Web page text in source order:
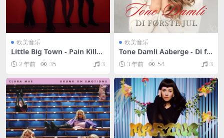
欧美音乐
Little Big Town - Pain Killer
（2014/FLAC/分轨/313M）
2 年前 35 3
欧美音乐
Tone Damli Aaberge - Di fø
rste jul（2014/FLAC/分轨/1
94M）
3 年前 54 3